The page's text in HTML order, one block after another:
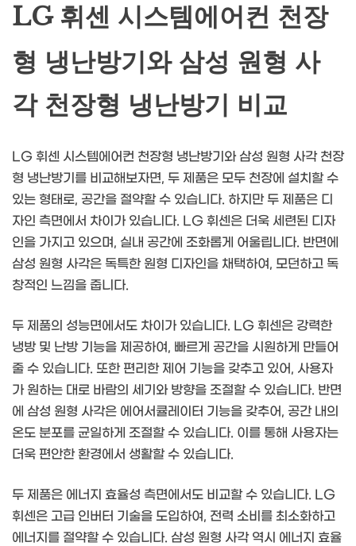
LG 휘센 시스템에어컨 천장
형 냉난방기와 삼성 원형 사
각 천장형 냉난방기 비교
LG 휘센 시스템에어컨 천장형 냉난방기와 삼성 원형 사각 천장
형 냉난방기를 비교해보자면, 두 제품은 모두 천장에 설치할 수
있는 형태로, 공간을 절약할 수 있습니다. 하지만 두 제품은 디
자인 측면에서 차이가 있습니다. LG 휘센은 더욱 세련된 디자
인을 가지고 있으며, 실내 공간에 조화롭게 어울립니다. 반면에
삼성 원형 사각은 독특한 원형 디자인을 채택하여, 모던하고 독
창적인 느낌을 줍니다.
두 제품의 성능면에서도 차이가 있습니다. LG 휘센은 강력한
냉방 및 난방 기능을 제공하여, 빠르게 공간을 시원하게 만들어
줄 수 있습니다. 또한 편리한 제어 기능을 갖추고 있어, 사용자
가 원하는 대로 바람의 세기와 방향을 조절할 수 있습니다. 반면
에 삼성 원형 사각은 에어서큘레이터 기능을 갖추어, 공간 내의
온도 분포를 균일하게 조절할 수 있습니다. 이를 통해 사용자는
더욱 편안한 환경에서 생활할 수 있습니다.
두 제품은 에너지 효율성 측면에서도 비교할 수 있습니다. LG
휘센은 고급 인버터 기술을 도입하여, 전력 소비를 최소화하고
에너지를 절약할 수 있습니다. 삼성 원형 사각 역시 에너지 효율